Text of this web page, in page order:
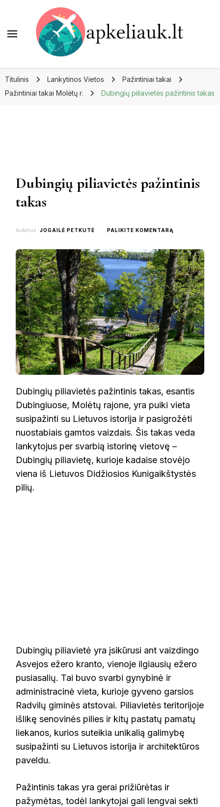
Titulinis Lankytinos Vietos
Pažintiniai takai
Pažintiniai takai Molėtų r.
Dubingių piliavietės pažintinis takas
Dubingių piliavietės pažintinis
takas
Autorius JOGAILĖ PETKUTĖ PALIKITE KOMENTARĄ
PAŽINTINIS
TAKAS
Dubingių piliavietės pažintinis takas, esantis
Dubingiuose, Molėtų rajone, yra puiki vieta
susipažinti su Lietuvos istorija ir pasigrožėti
nuostabiais gamtos vaizdais. Šis takas veda
lankytojus per svarbią istorinę vietovę –
Dubingių piliavietę, kurioje kadaise stovėjo
viena iš Lietuvos Didžiosios Kunigaikštystės
pilių.
Dubingių piliavietė yra įsikūrusi ant vaizdingo
Asvejos ežero kranto, vienoje ilgiausių ežero
pusiasalių. Tai buvo svarbi gynybinė ir
administracinė vieta, kurioje gyveno garsios
Radvilų giminės atstovai. Piliavietės teritorijoje
išlikę senovinės pilies ir kitų pastatų pamatų
liekanos, kurios suteikia unikalią galimybę
susipažinti su Lietuvos istorija ir architektūros
paveldu.
Pažintinis takas yra gerai prižiūrėtas ir
pažymėtas, todėl lankytojai gali lengvai sekti